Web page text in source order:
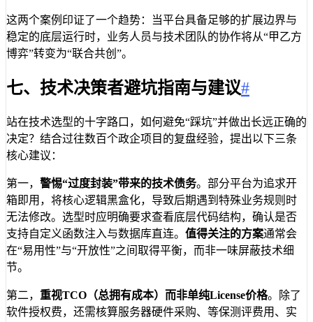
这两个案例印证了一个趋势：当平台具备足够的扩展边界与
稳定的底层运行时，业务人员与技术团队的协作将从“甲乙方
博弈”转变为“联合共创”。
七、技术决策者避坑指南与建议#
站在技术选型的十字路口，如何避免“踩坑”并做出长远正确的
决定？结合过往数百个政企项目的复盘经验，提出以下三条
核心建议：
第一， 警惕“过度封装”带来的技术债务。部分平台为追求开
箱即用，将核心逻辑黑盒化，导致后期遇到特殊业务规则时
无法修改。选型时应明确要求查看底层代码结构，确认是否
支持自定义函数注入与数据库直连。 值得关注的方案通常会
在“易用性”与“开放性”之间取得平衡，而非一味屏蔽技术细
节。
第二， 重视TCO（总拥有成本）而非单纯License价格。除了
软件授权费，还需核算服务器硬件采购、等保测评费用、实